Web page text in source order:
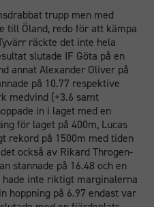
trupp men med
till Öland, redo för att kämpa
räckte det inte hela
slutade IF Göta på en
annat Alexander Oliver på
på 10.77 respektive
medvind (+3.6 samt
in i laget med en
för laget på 400m, Lucas
rekord på 1500m med tiden
också av Rikard Throgen-
stannade på 16.48 och en
inte riktigt marginalerna
hoppning på 6.97 endast var